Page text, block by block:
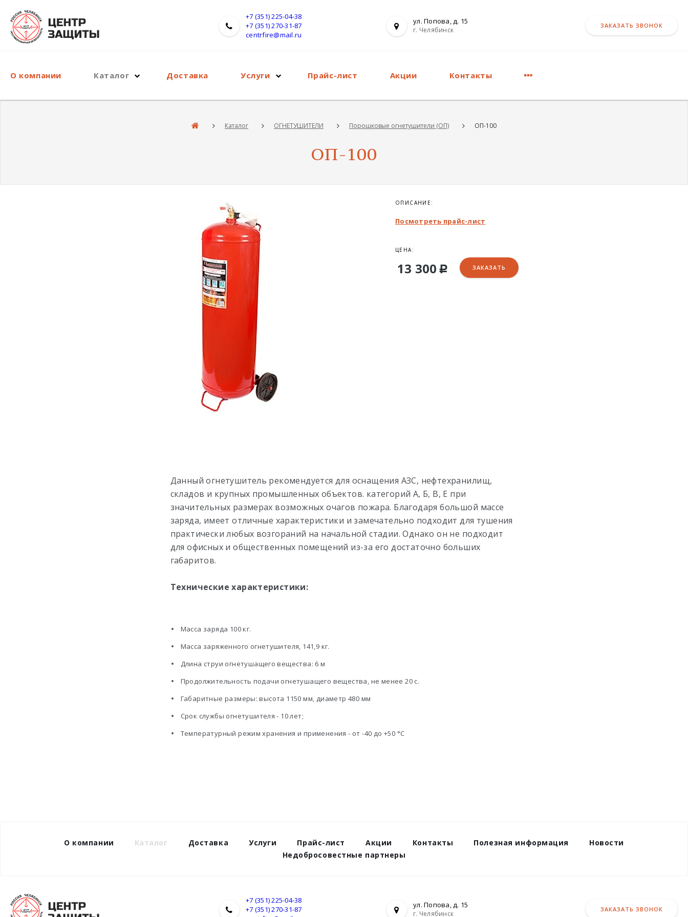
+7 (351) 225-04-38
+7 (351) 270-31-87
centrfire@mail.ru
ул. Попова, д. 15
г. Челябинск
ЗАКАЗАТЬ ЗВОНОК
О компании Каталог Доставка Услуги Прайс-лист Акции Контакты
Каталог ОГНЕТУШИТЕЛИ Порошковые огнетушители (ОП) ОП-100
ОП-100
ОПИСАНИЕ:
Посмотреть прайс-лист
ЦЕНА:
13 300 Р ЗАКАЗАТЬ
Данный огнетушитель рекомендуется для оснащения АЗС, нефтехранилищ,
складов и крупных промышленных объектов. категорий А, Б, В, Е при
значительных размерах возможных очагов пожара. Благодаря большой массе
заряда, имеет отличные характеристики и замечательно подходит для тушения
практически любых возгораний на начальной стадии. Однако он не подходит
для офисных и общественных помещений из-за его достаточно больших
габаритов.
Технические характеристики:
Масса заряда 100 кг.
Масса заряженного огнетушителя, 141,9 кг.
Длина струи огнетушащего вещества: 6 м
Продолжительность подачи огнетушащего вещества, не менее 20 с.
Габаритные размеры: высота 1150 мм, диаметр 480 мм
Срок службы огнетушителя - 10 лет;
Температурный режим хранения и применения - от -40 до +50 °С
О компании Каталог Доставка Услуги Прайс-лист Акции Контакты Полезная информация
Новости
Недобросовестные партнеры
+7 (351) 225-04-38
+7 (351) 270-31-87
ул. Попова, д. 15
г. Челябинск
ЗАКАЗАТЬ ЗВОНОК